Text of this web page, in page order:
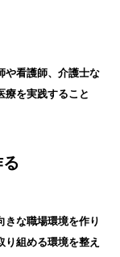
や看護師、介護士な
療を実践すること
きな職場環境を作り
り組める環境を整え